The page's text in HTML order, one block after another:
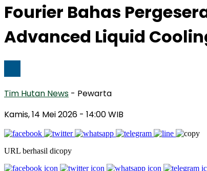
Fourier Bahas
Advanced Liquid
Tim Hutan News - Pewarta
Kamis, 14 Mei 2026 - 14:00 WIB
URL berhasil dicopy